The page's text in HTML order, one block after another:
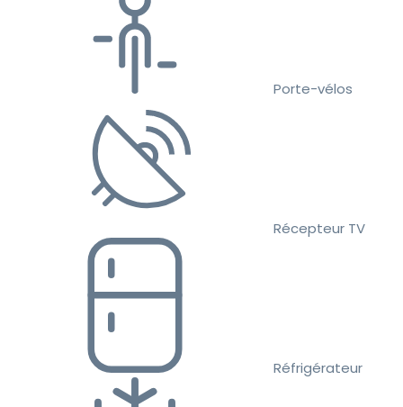
Porte-vélos
Récepteur TV
Réfrigérateur